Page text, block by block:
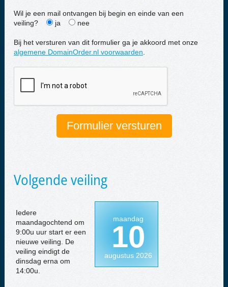
Wil je een mail ontvangen bij begin en einde van een
veiling?
ja nee
Bij het versturen van dit formulier ga je akkoord met onze
algemene DomainOrder.nl voorwaarden
Volgende veiling
Iedere
maandagochtend om
9:00u uur start er een
nieuwe veiling. De
veiling eindigt de
dinsdag erna om
14:00u.
maandag
10
augustus 2026